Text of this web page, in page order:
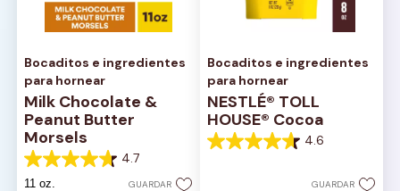
Bocaditos e ingredientes
para hornear
Milk Chocolate &
Peanut Butter
Morsels
4.7
4.7
de
11 oz. GUARDAR
Bocaditos e ingredientes
para hornear
NESTLÉ® TOLL
HOUSE® Cocoa
4.6
4.6
GUARDAR